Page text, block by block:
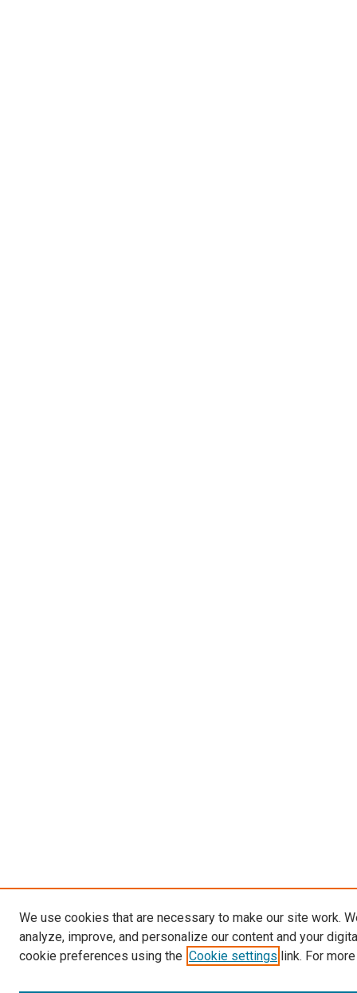
We use cookies that are necessary to make our site work.
analyze, improve, and personalize our content and your
cookie preferences using the Cookie settings link. For